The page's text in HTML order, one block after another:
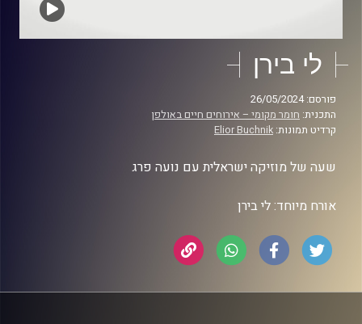
לי בירן
פורסם: 26/05/2024
התכנית: חומר מקומי – אירוחים חיים באולפן
קרדיט תמונות: Elior Buchnik
שעה של מוזיקה ישראלית עם נועה פרג
אורח מיוחד: לי בירן